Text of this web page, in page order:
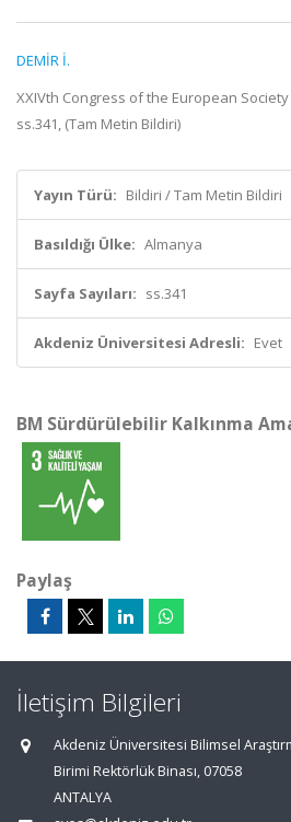
DEMİR İ.
XXIVth Congress of the European
ss.341, (Tam Metin Bildiri)
Yayın Türü: Bildiri / Tam Metin Bildiri
Basıldığı Ülke: Almanya
Sayfa Sayıları: ss.341
Akdeniz Üniversitesi Adresli: Evet
BM Sürdürülebilir Kalkınma
Paylaş
İletişim Bilgileri
Akdeniz Üniversitesi Bilimsel
Birimi Rektörlük Binası, 07058
ANTALYA